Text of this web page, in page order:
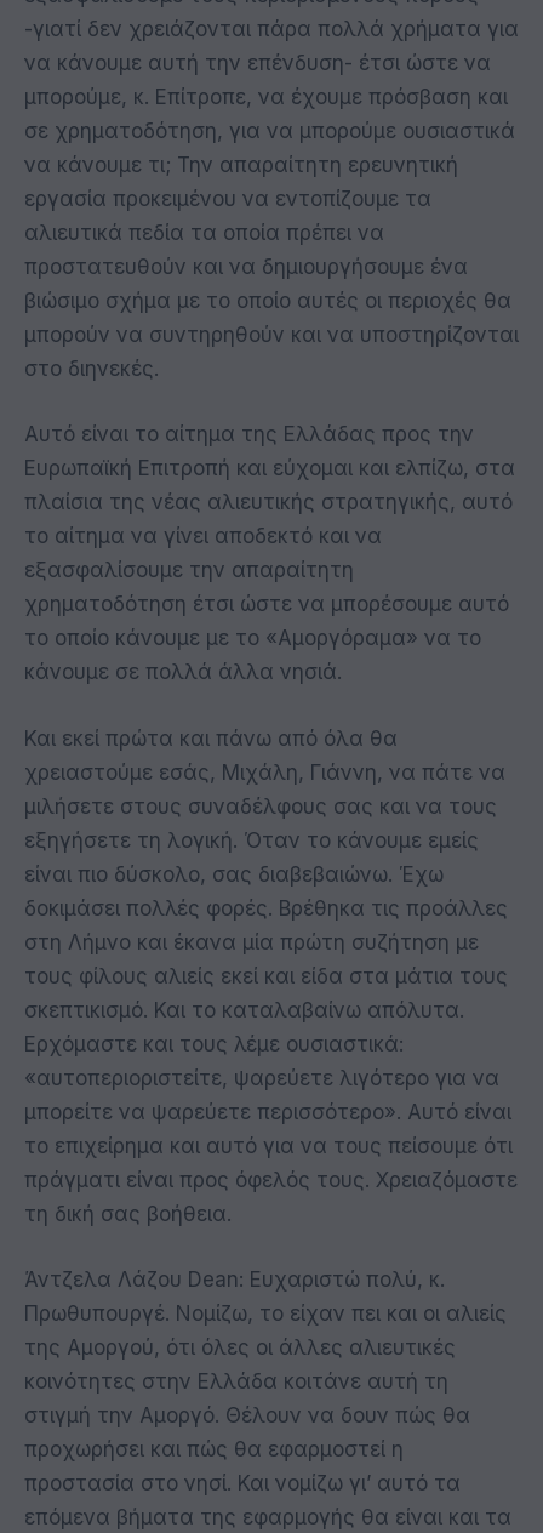
-γιατί δεν χρειάζονται πάρα πολλά χρήματα για
να κάνουμε αυτή την επένδυση- έτσι ώστε να
μπορούμε, κ. Επίτροπε, να έχουμε πρόσβαση και
σε χρηματοδότηση, για να μπορούμε ουσιαστικά
να κάνουμε τι; Την απαραίτητη ερευνητική
εργασία προκειμένου να εντοπίζουμε τα
αλιευτικά πεδία τα οποία πρέπει να
προστατευθούν και να δημιουργήσουμε ένα
βιώσιμο σχήμα με το οποίο αυτές οι περιοχές θα
μπορούν να συντηρηθούν και να υποστηρίζονται
στο διηνεκές.
Αυτό είναι το αίτημα της Ελλάδας προς την
Ευρωπαϊκή Επιτροπή και εύχομαι και ελπίζω, στα
πλαίσια της νέας αλιευτικής στρατηγικής, αυτό
το αίτημα να γίνει αποδεκτό και να
εξασφαλίσουμε την απαραίτητη
χρηματοδότηση έτσι ώστε να μπορέσουμε αυτό
το οποίο κάνουμε με το «Αμοργόραμα» να το
κάνουμε σε πολλά άλλα νησιά.
Και εκεί πρώτα και πάνω από όλα θα
χρειαστούμε εσάς, Μιχάλη, Γιάννη, να πάτε να
μιλήσετε στους συναδέλφους σας και να τους
εξηγήσετε τη λογική. Όταν το κάνουμε εμείς
είναι πιο δύσκολο, σας διαβεβαιώνω. Έχω
δοκιμάσει πολλές φορές. Βρέθηκα τις προάλλες
στη Λήμνο και έκανα μία πρώτη συζήτηση με
τους φίλους αλιείς εκεί και είδα στα μάτια τους
σκεπτικισμό. Και το καταλαβαίνω απόλυτα.
Ερχόμαστε και τους λέμε ουσιαστικά:
«αυτοπεριοριστείτε, ψαρεύετε λιγότερο για να
μπορείτε να ψαρεύετε περισσότερο». Αυτό είναι
το επιχείρημα και αυτό για να τους πείσουμε ότι
πράγματι είναι προς όφελός τους. Χρειαζόμαστε
τη δική σας βοήθεια.
Άντζελα Λάζου Dean: Ευχαριστώ πολύ, κ.
Πρωθυπουργέ. Νομίζω, το είχαν πει και οι αλιείς
της Αμοργού, ότι όλες οι άλλες αλιευτικές
κοινότητες στην Ελλάδα κοιτάνε αυτή τη
στιγμή την Αμοργό. Θέλουν να δουν πώς θα
προχωρήσει και πώς θα εφαρμοστεί η
προστασία στο νησί. Και νομίζω γι’ αυτό τα
επόμενα βήματα της εφαρμογής θα είναι και τα